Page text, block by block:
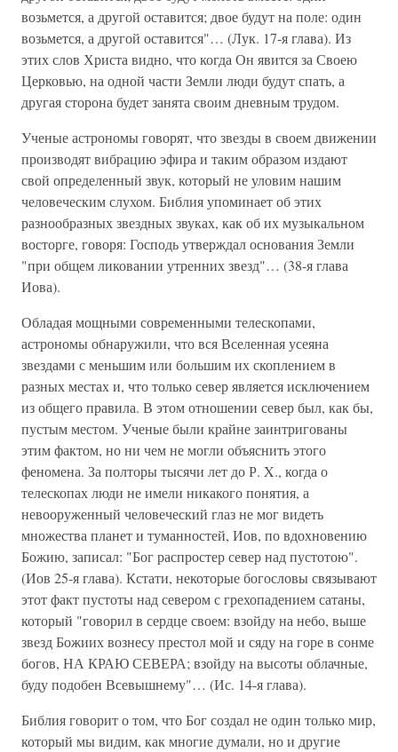
возьмется, а другой оставится; двое будут на поле: один
возьмется, а другой оставится"… (Лук. 17-я глава). Из
этих слов Христа видно, что когда Он явится за Своею
Церковью, на одной части Земли люди будут спать, а
другая сторона будет занята своим дневным трудом.
Ученые астрономы говорят, что звезды в своем движении
производят вибрацию эфира и таким образом издают
свой определенный звук, который не уловим нашим
человеческим слухом. Библия упоминает об этих
разнообразных звездных звуках, как об их музыкальном
восторге, говоря: Господь утверждал основания Земли
"при общем ликовании утренних звезд"… (38-я глава
Иова).
Обладая мощными современными телескопами,
астрономы обнаружили, что вся Вселенная усеяна
звездами с меньшим или большим их скоплением в
разных местах и, что только север является исключением
из общего правила. В этом отношении север был, как бы,
пустым местом. Ученые были крайне заинтригованы
этим фактом, но ни чем не могли объяснить этого
феномена. За полторы тысячи лет до Р. X., когда о
телескопах люди не имели никакого понятия, а
невооруженный человеческий глаз не мог видеть
множества планет и туманностей, Иов, по вдохновению
Божию, записал: "Бог распростер север над пустотою".
(Иов 25-я глава). Кстати, некоторые богословы связывают
этот факт пустоты над севером с грехопадением сатаны,
который "говорил в сердце своем: взойду на небо, выше
звезд Божиих вознесу престол мой и сяду на горе в сонме
богов, НА КРАЮ СЕВЕРА; взойду на высоты облачные,
буду подобен Всевышнему"… (Ис. 14-я глава).
Библия говорит о том, что Бог создал не один только мир,
который мы видим, как многие думали, но и другие